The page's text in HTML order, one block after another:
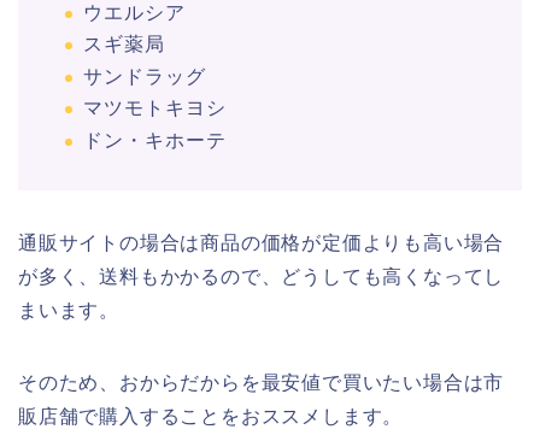
ウエルシア
スギ薬局
サンドラッグ
マツモトキヨシ
ドン・キホーテ
通販サイトの場合は商品の価格が定価よりも高い場合
が多く、送料もかかるので、どうしても高くなってし
まいます。
そのため、おからだからを最安値で買いたい場合は市
販店舗で購入することをおススメします。